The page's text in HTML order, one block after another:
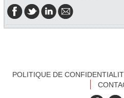
POLITIQUE DE